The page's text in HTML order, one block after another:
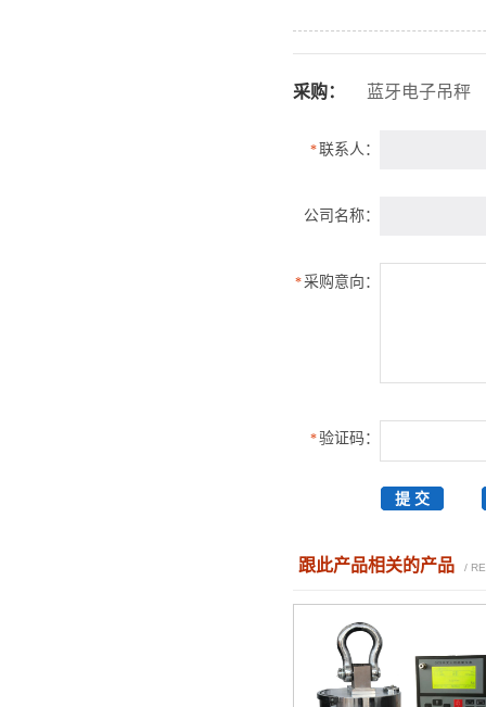
采购： 蓝牙电子吊秤
*联系人：
公司名称：
*采购意向：
*验证码：
跟此产品相关的产品 /